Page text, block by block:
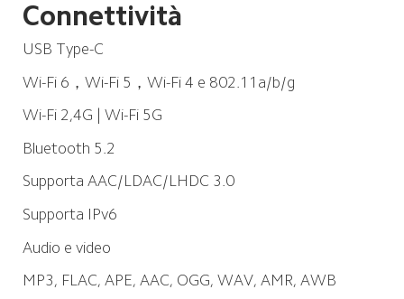
Connettività
USB Type-C
Wi-Fi 6，Wi-Fi 5，Wi-Fi 4 e 802.11a/b/g
Wi-Fi 2,4G | Wi-Fi 5G
Bluetooth 5.2
Supporta AAC/LDAC/LHDC 3.0
Supporta IPv6
Audio e video
MP3, FLAC, APE, AAC, OGG, WAV, AMR, AWB